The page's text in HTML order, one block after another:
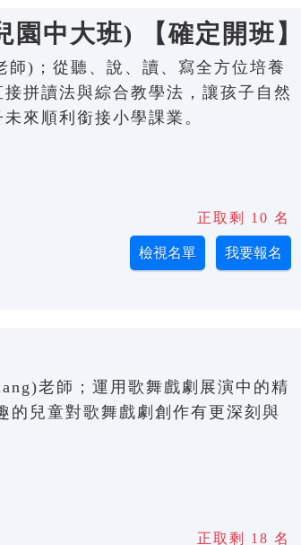
中大班) 【確定開班】
)；從聽、說、讀、寫全方位培養
拼讀法與綜合教學法，讓孩子自然
來順利銜接小學課業。
正取剩 10 名
老師；運用歌舞戲劇展演中的精
的兒童對歌舞戲劇創作有更深刻與
正取剩 18 名